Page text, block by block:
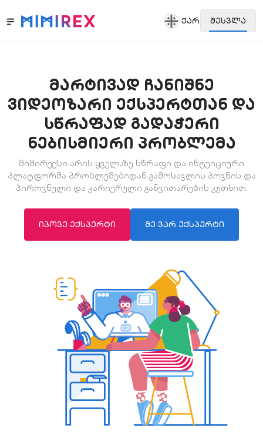
ᲥᲐᲠ ᲨᲔᲡᲕᲚᲐ
მარტივად ჩანიშნე
ვიდეოზარი ექსპერტთან და
სწრაფად გადაჭერი
ნებისმიერი პრობლემა
მიმირექსი არის ყველაზე სწრაფი და ინტუიციური
პლატფორმა პრობლემებიდან გამოსავლის პოვნის და
პიროვნული და კარიერული განვითარების კუთხით.
ᲘᲞᲝᲕᲔ ᲔᲥᲡᲞᲔᲠᲢᲘ ᲛᲔ ᲕᲐᲠ ᲔᲥᲡᲞᲔᲠᲢᲘ